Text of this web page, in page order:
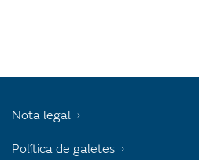
Nota legal
Política de galetes